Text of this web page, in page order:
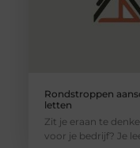
Rondstroppen
letten
Zit je eraan te
voor je bedrijf? Je